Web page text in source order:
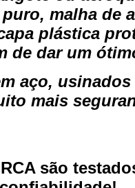
malha de
plástica
de dar um
aço, usinados
mais
são